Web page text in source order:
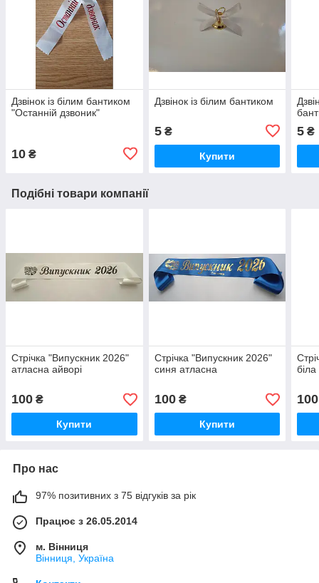
Дзвінок із білим бантиком
"Останній дзвоник"
10 ₴
Дзвінок із білим бантиком
5₴
Купити
5 ₴
Подібні товари компанії
Стрічка "Випускник 2026"
атласна айворі
100 ₴
Купити
Стрічка "Випускник 2026"
синя атласна
100₴
Купити
100
Про нас
97% позитивних з 75 відгуків за рік
Працює з 26.05.2014
м. Вінниця
Вінниця, Україна